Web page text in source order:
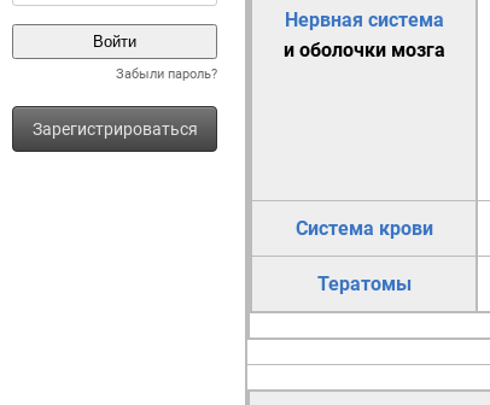
Забыли пароль?
Зарегистрироваться
Нервная система
и оболочки мозга
Система крови
Тератомы